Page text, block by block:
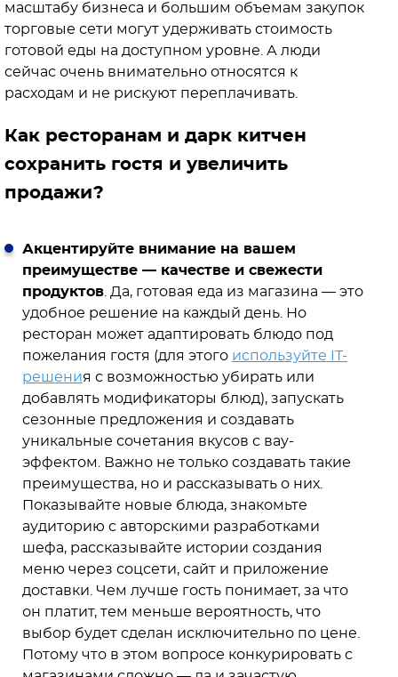
масштабу бизнеса и большим объемам закупок
торговые сети могут удерживать стоимость
готовой еды на доступном уровне. А люди
сейчас очень внимательно относятся к
расходам и не рискуют переплачивать.
Как ресторанам и дарк китчен
сохранить гостя и увеличить
продажи?
Акцентируйте внимание на вашем
преимуществе — качестве и свежести
продуктов . Да, готовая еда из магазина — это
удобное решение на каждый день. Но
ресторан может адаптировать блюдо под
пожелания гостя (для этого используйте IT-
решения с возможностью убирать или
добавлять модификаторы блюд), запускать
сезонные предложения и создавать
уникальные сочетания вкусов с вау-
эффектом. Важно не только создавать такие
преимущества, но и рассказывать о них.
Показывайте новые блюда, знакомьте
аудиторию с авторскими разработками
шефа, рассказывайте истории создания
меню через соцсети, сайт и приложение
доставки. Чем лучше гость понимает, за что
он платит, тем меньше вероятность, что
выбор будет сделан исключительно по цене.
Потому что в этом вопросе конкурировать с